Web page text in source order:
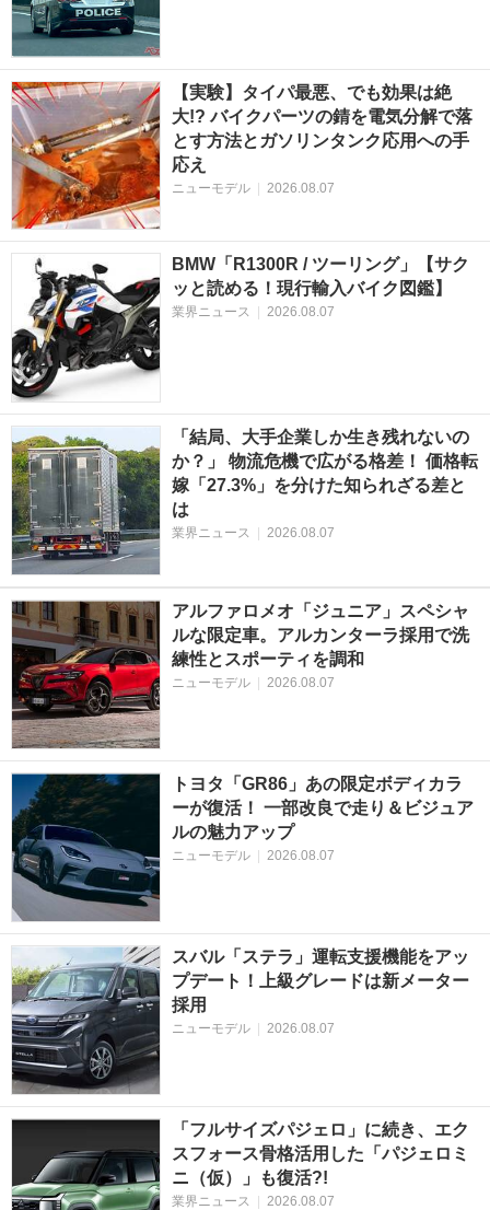
【実験】タイパ最悪、でも効果は絶
大!? バイクパーツの錆を電気分解で落
とす方法とガソリンタンク応用への手
応え
ニューモデル | 2026.08.07
BMW「R1300R / ツーリング」【サク
ッと読める！現行輸入バイク図鑑】
業界ニュース 2026.08.07
「結局、大手企業しか生き残れないの
か？」 物流危機で広がる格差！ 価格転
嫁「27.3%」を分けた知られざる差と
は
業界ニュース 2026.08.07
アルファロメオ「ジュニア」スペシャ
ルな限定車。アルカンターラ採用で洗
練性とスポーティを調和
ニューモデル 2026.08.07
トヨタ「GR86」あの限定ボディカラ
ーが復活！ 一部改良で走り＆ビジュア
ルの魅力アップ
ニューモデル 2026.08.07
スバル「ステラ」運転支援機能をアッ
プデート！上級グレードは新メーター
採用
ニューモデル 2026.08.07
「フルサイズパジェロ」に続き、エク
スフォース骨格活用した「パジェロミ
ニ（仮）」も復活?!
業界ニュース 2026.08.07